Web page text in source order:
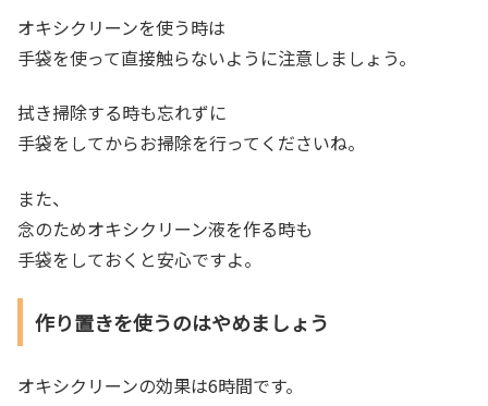
オキシクリーンを使う時は
手袋を使って直接触らないように注意しましょう。
拭き掃除する時も忘れずに
手袋をしてからお掃除を行ってくださいね。
また、
念のためオキシクリーン液を作る時も
手袋をしておくと安心ですよ。
作り置きを使うのはやめましょう
オキシクリーンの効果は6時間です。